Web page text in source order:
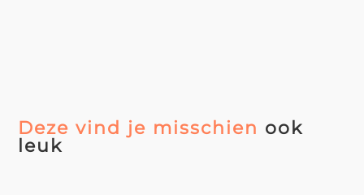
Deze vind je misschien ook
leuk